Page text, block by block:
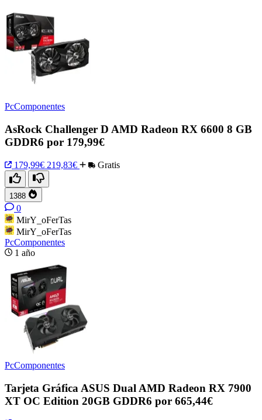
PcComponentes
AsRock Challenger D AMD Radeon RX 6600 8 GB
GDDR6 por 179,99€
179,99€ 219,83€ Gratis
1388
0
MirY_oFerTas
MirY_oFerTas
PcComponentes
1 año
PcComponentes
Tarjeta Gráfica ASUS Dual AMD Radeon RX 7900
XT OC Edition 20GB GDDR6 por 665,44€